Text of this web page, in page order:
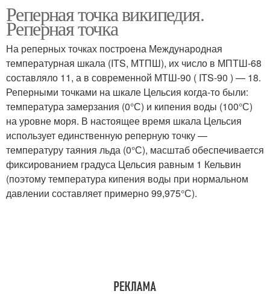
Реперная точка википедия.
Реперная точка
На реперных точках построена Международная
температурная шкала (ITS, МТПШ), их число в МПТШ-68
составляло 11, а в современной МТШ-90 ( ITS-90 ) — 18.
Реперными точками на шкале Цельсия когда-то были:
температура замерзания (0°С) и кипения воды (100°С)
на уровне моря. В настоящее время шкала Цельсия
использует единственную реперную точку —
температуру таяния льда (0°С), масштаб обеспечивается
фиксированием градуса Цельсия равным 1 Кельвин
(поэтому температура кипения воды при нормальном
давлении составляет примерно 99,975°С).